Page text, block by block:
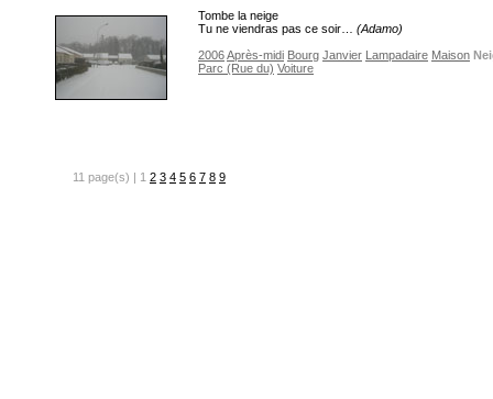
Tombe la neige
Tu ne viendras pas ce soir… (Adamo)
2006Après-midi Bourg Janvier Lampadaire Maison
Parc (Rue du) Voiture
11 page(s) | 1 2 3 4 5 6 7 8 9